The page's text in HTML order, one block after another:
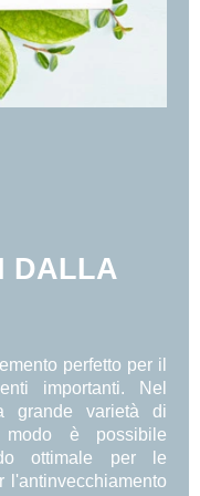
DALLA
perfetto per il
importanti. Nel
grande varietà di
è possibile
ottimale per le